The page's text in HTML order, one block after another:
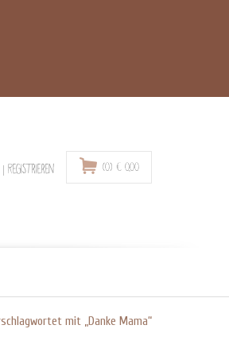
| Registrieren (0) € 0,00
mit „Danke Mama“